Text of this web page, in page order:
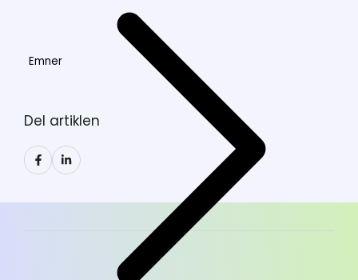
Emner
Del artiklen
Del
på
Del
på